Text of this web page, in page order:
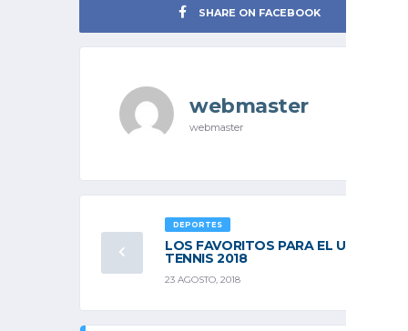
SHARE ON FACEBOOK
webmaster
webmaster
DEPORTES
LOS FAVORITOS PARA EL US OPEN
TENNIS 2018
23 AGOSTO, 2018